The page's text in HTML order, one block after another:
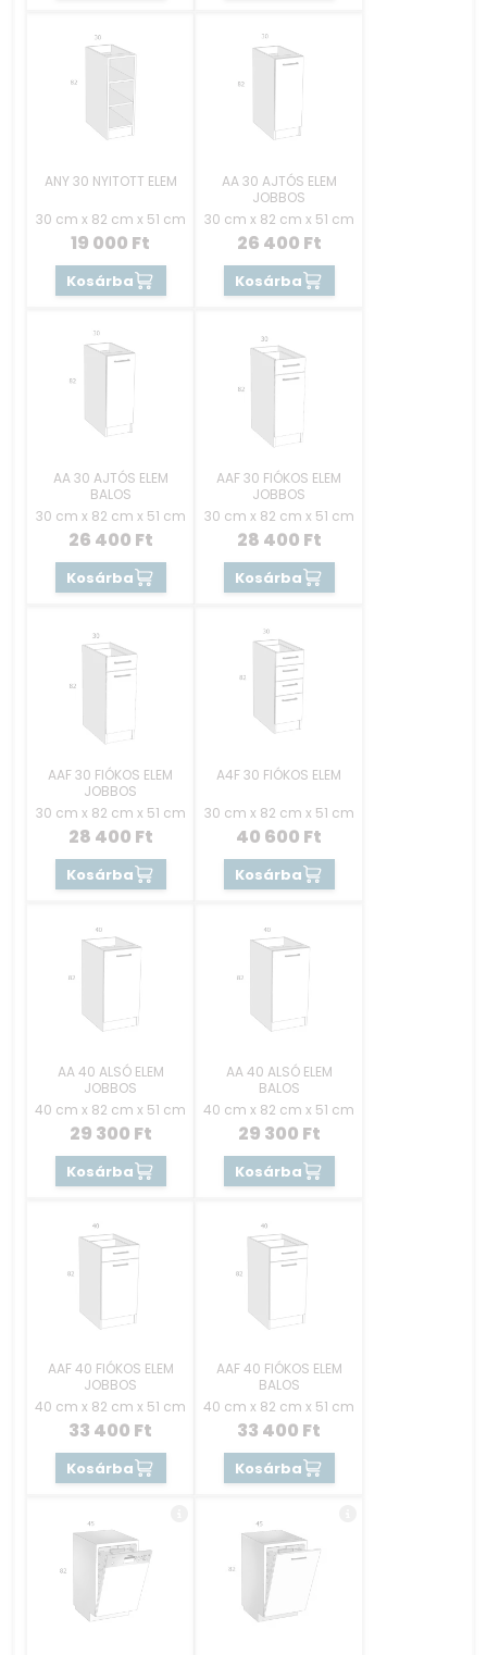
ANY 30 NYITOTT ELEM
30 cm x 82 cm x 51 cm
19 000 Ft
Kosárba
AA 30 AJTÓS ELEM
JOBBOS
30 cm x 82 cm x 51 cm
26 400 Ft
Kosárba
AA 30 AJTÓS ELEM
BALOS
30 cm x 82 cm x 51 cm
26 400 Ft
Kosárba
AAF 30 FIÓKOS ELEM
JOBBOS
30 cm x 82 cm x 51 cm
28 400 Ft
Kosárba
AAF 30 FIÓKOS ELEM
JOBBOS
30 cm x 82 cm x 51 cm
28 400 Ft
Kosárba
A4F 30 FIÓKOS ELEM
30 cm x 82 cm x 51 cm
40 600 Ft
Kosárba
AA 40 ALSÓ ELEM
JOBBOS
40 cm x 82 cm x 51 cm
29 300 Ft
Kosárba
AA 40 ALSÓ ELEM
BALOS
40 cm x 82 cm x 51 cm
29 300 Ft
Kosárba
AAF 40 FIÓKOS ELEM
JOBBOS
40 cm x 82 cm x 51 cm
33 400 Ft
Kosárba
AAF 40 FIÓKOS ELEM
BALOS
40 cm x 82 cm x 51 cm
33 400 Ft
Kosárba